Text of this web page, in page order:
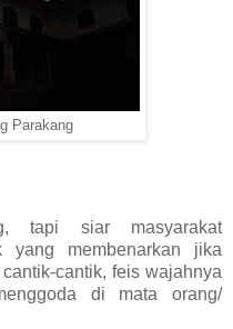
Parakang
tapi siar masyarakat
yang membenarkan jika
cantik, feis wajahnya
di mata orang/